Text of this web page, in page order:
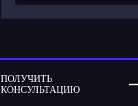
ПОЛУЧИТЬ
КОНСУЛЬТАЦИЮ